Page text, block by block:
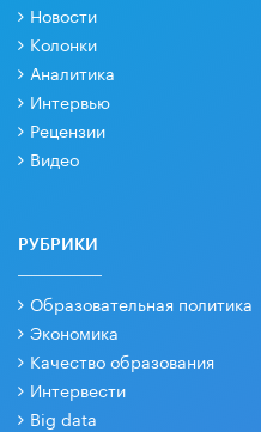
Новости
Колонки
Аналитика
Интервью
Рецензии
Видео
РУБРИКИ
Образовательная политика
Экономика
Качество образования
Интервести
Big data